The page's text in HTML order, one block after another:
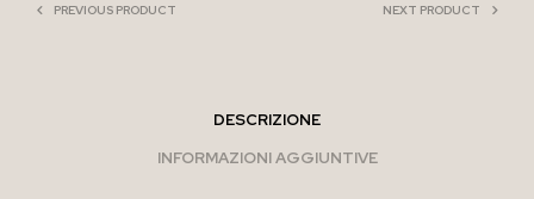
PREVIOUS PRODUCT NEXT PRODUCT
DESCRIZIONE
INFORMAZIONI AGGIUNTIVE